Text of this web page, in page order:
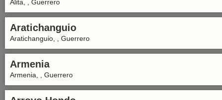
Alita, , Guerrero
Aratichanguio
Aratichanguio, , Guerrero
Armenia
Armenia, , Guerrero